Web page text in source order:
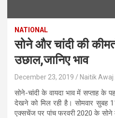
NATIONAL
सोने और चांदी की
उछाल,जानिए भाव
December 23, 2019 Naitik Awaj
सोने-चांदी के वायदा भाव में सप्ताह के
देखने को मिल रही है। सोमवार सुबह
एक्सचेंज पर पांच फरवरी 2020 के सोने